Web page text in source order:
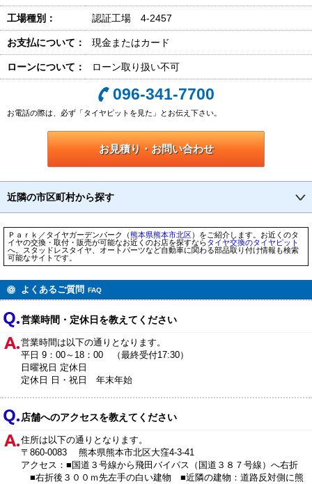
工場種別： 認証工場 4-2457
お支払について： 現金またはカード
ローンについて： ローン取り扱い不可
096-341-7700
お電話の際は、必ず「タイヤピットを見た」とお伝え下さい。
お見積り・お問い合わせ
近隣の市区町村から探す
Ｐａｒｋ／タイヤガーデンパーク（熊本県熊本市北区）をご紹介します。お近くのタ
イヤの交換・取付・販売が可能なお近くのお店を探すならタイヤ交換のタイヤピット
へ。スタッドレスタイヤ、オートパーツなど自動車に関わる部品取り付け情報も検索
可能なサイトです。
よくあるご質問 FAQ
営業時間・定休日を教えてください
営業時間は以下の通りとなります。
平日 9：00～18：00 （最終受付17:30）
日曜祝日 定休日
定休日 日・祝日 年末年始
店舗へのアクセスを教えてください
住所は以下の通りとなります。
〒860-0083 熊本県熊本市北区大窪4-3-41
アクセス：■国道３号線から飛田バイパス（国道３８７号線）へ右折
■右折後３００ｍ先左手の白い建物 ■近隣の建物：道路反対側に熊